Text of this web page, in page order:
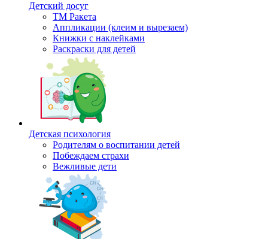
Детский досуг
ТМ Ракета
Аппликации (клеим и вырезаем)
Книжки с наклейками
Раскраски для детей
Детская психология
Родителям о воспитании детей
Побеждаем страхи
Вежливые дети